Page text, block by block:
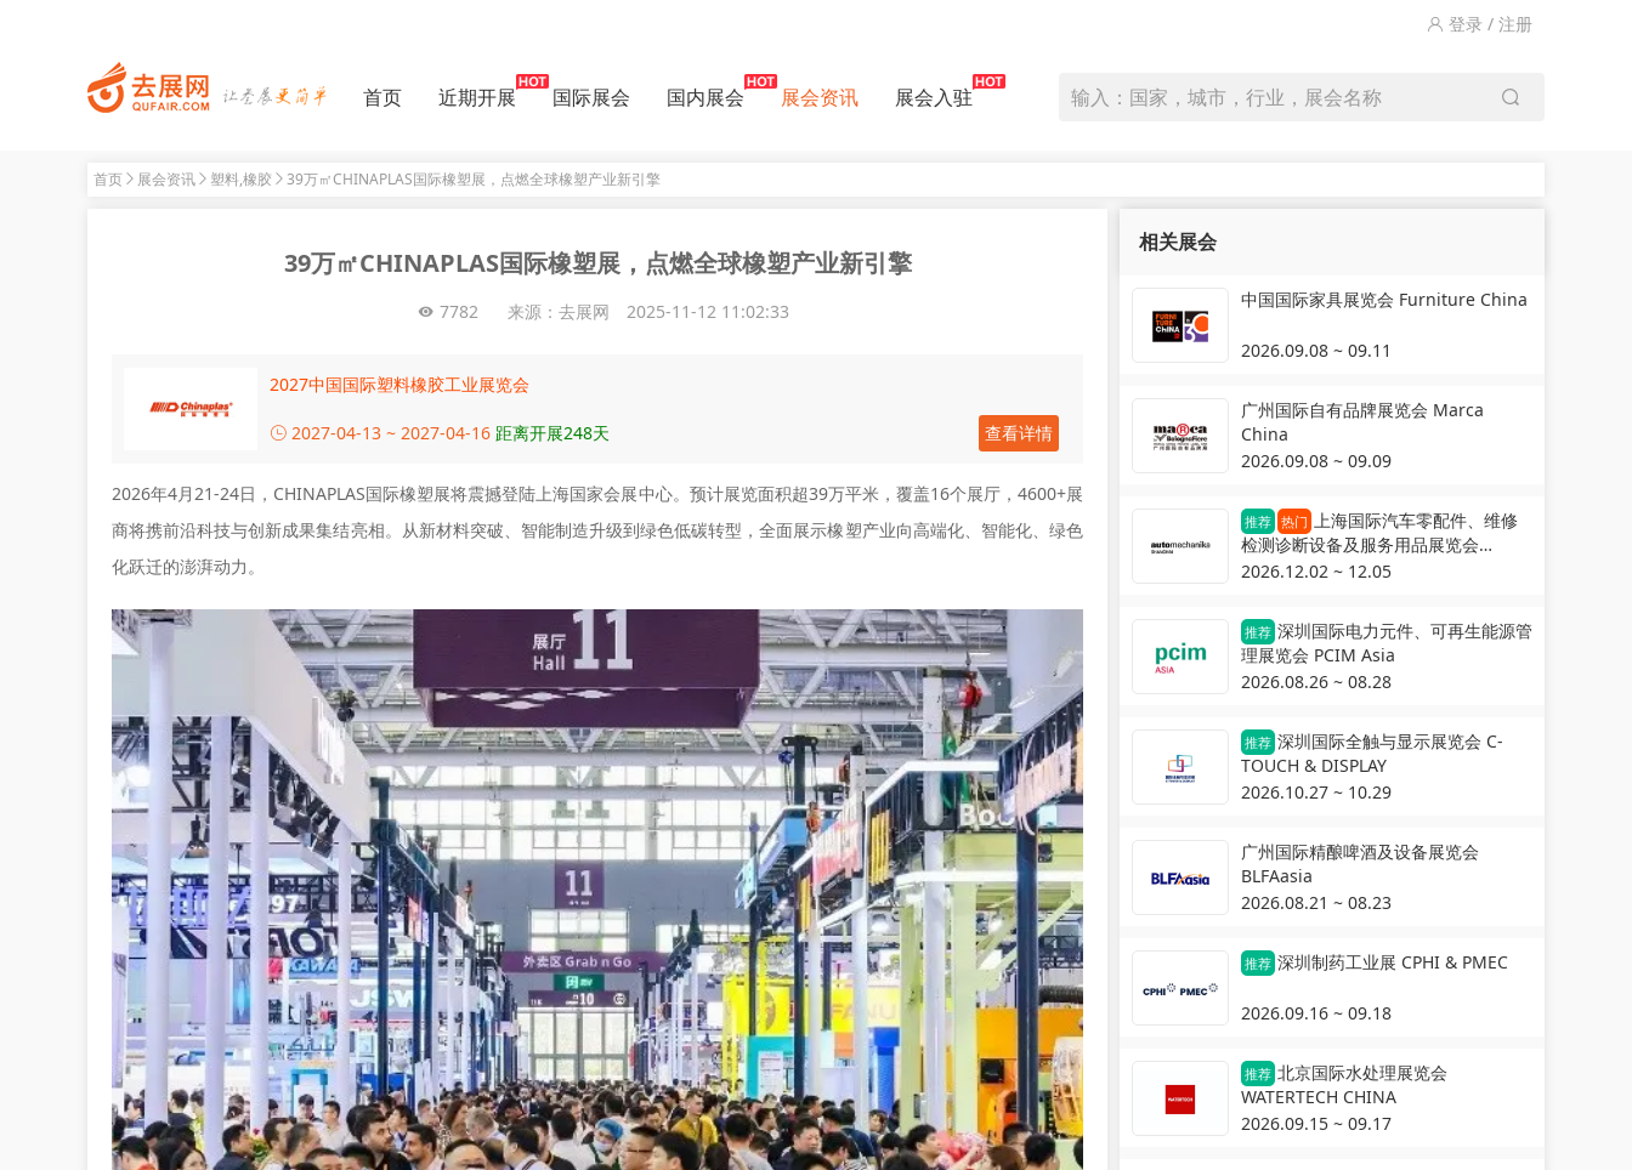
登录 / 注册
首页 近期开展 国际展会 国内展会 展会资讯 展会入驻 输入：国家，城市，行业，展会名称
首页 展会资讯 塑料,橡胶 39万㎡CHINAPLAS国际橡塑展，点燃全球橡塑产业新引擎
39万㎡CHINAPLAS国际橡塑展，点燃全球橡塑产业新引擎
7782 来源：去展网 2025-11-12 11:02:33
2027中国国际塑料橡胶工业展览会
2027-04-13 ~ 2027-04-16 距离开展248天 查看详情
2026年4月21-24日，CHINAPLAS国际橡塑展将震撼登陆上海国家会展中心。预计展览面积超39万平米，覆盖16个展厅，4600+展
商将携前沿科技与创新成果集结亮相。从新材料突破、智能制造升级到绿色低碳转型，全面展示橡塑产业向高端化、智能化、绿色
化跃迁的澎湃动力。
相关展会
中国国际家具展览会 Furniture China
2026.09.08 ~ 09.11
广州国际自有品牌展览会 Marca
China
2026.09.08 ~ 09.09
推荐 热门 上海国际汽车零配件、维修
检测诊断设备及服务用品展览会
Automechanika Shanghai
2026.12.02 ~ 12.05
推荐 深圳国际电力元件、可再生能源管
理展览会 PCIM Asia
2026.08.26 ~ 08.28
推荐 深圳国际全触与显示展览会 C-
TOUCH & DISPLAY
2026.10.27 ~ 10.29
广州国际精酿啤酒及设备展览会
BLFAasia
2026.08.21 ~ 08.23
推荐 深圳制药工业展 CPHI & PMEC
2026.09.16 ~ 09.18
推荐 北京国际水处理展览会
WATERTECH CHINA
2026.09.15 ~ 09.17